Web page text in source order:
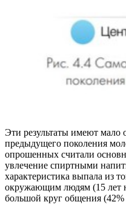
Эти результаты имеют мало
предыдущего поколения
опрошенных считали
увлечение спиртными
характеристика выпала из
окружающим людям (15 лет
большой круг общения (42%